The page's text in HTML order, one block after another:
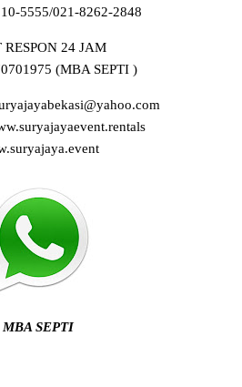
5555/021-8262-2848
RESPON 24 JAM
(MBA SEPTI )
MBA SEPTI